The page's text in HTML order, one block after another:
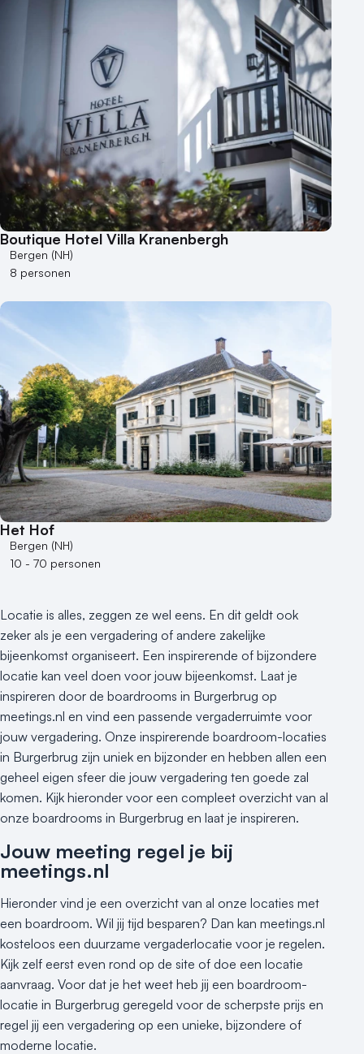
Boutique Hotel Villa Kranenbergh
Bergen (NH)
8 personen
Het Hof
Bergen (NH)
10 - 70 personen
Locatie is alles, zeggen ze wel eens. En dit geldt ook
zeker als je een vergadering of andere zakelijke
bijeenkomst organiseert. Een inspirerende of bijzondere
locatie kan veel doen voor jouw bijeenkomst. Laat je
inspireren door de boardrooms in Burgerbrug op
meetings.nl en vind een passende vergaderruimte voor
jouw vergadering. Onze inspirerende boardroom-locaties
in Burgerbrug zijn uniek en bijzonder en hebben allen een
geheel eigen sfeer die jouw vergadering ten goede zal
komen. Kijk hieronder voor een compleet overzicht van al
onze boardrooms in Burgerbrug en laat je inspireren.
Jouw meeting regel je bij
meetings.nl
Hieronder vind je een overzicht van al onze locaties met
een boardroom. Wil jij tijd besparen? Dan kan meetings.nl
kosteloos een duurzame vergaderlocatie voor je regelen.
Kijk zelf eerst even rond op de site of doe een locatie
aanvraag. Voor dat je het weet heb jij een boardroom-
locatie in Burgerbrug geregeld voor de scherpste prijs en
regel jij een vergadering op een unieke, bijzondere of
moderne locatie.